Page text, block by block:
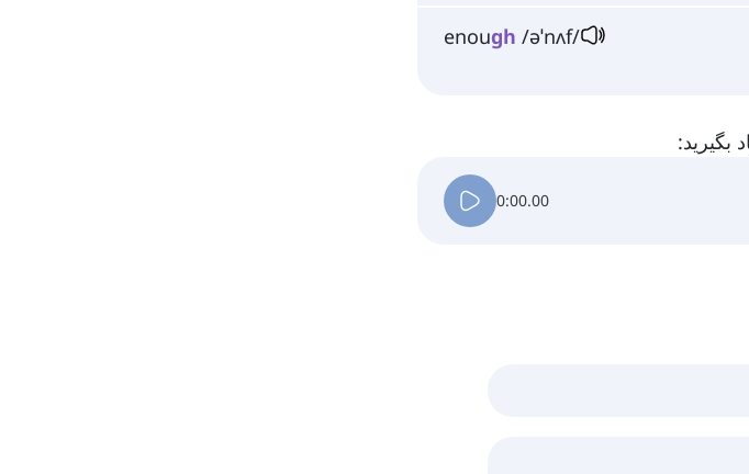
enough /əˈnʌf/
0:00.00